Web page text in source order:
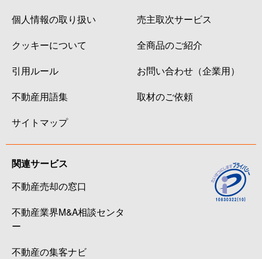
個人情報の取り扱い
クッキーについて
引用ルール
不動産用語集
サイトマップ
売主取次サービス
全商品のご紹介
お問い合わせ（企業用）
取材のご依頼
関連サービス
不動産売却の窓口
不動産業界M&A相談センタ
ー
不動産の集客ナビ